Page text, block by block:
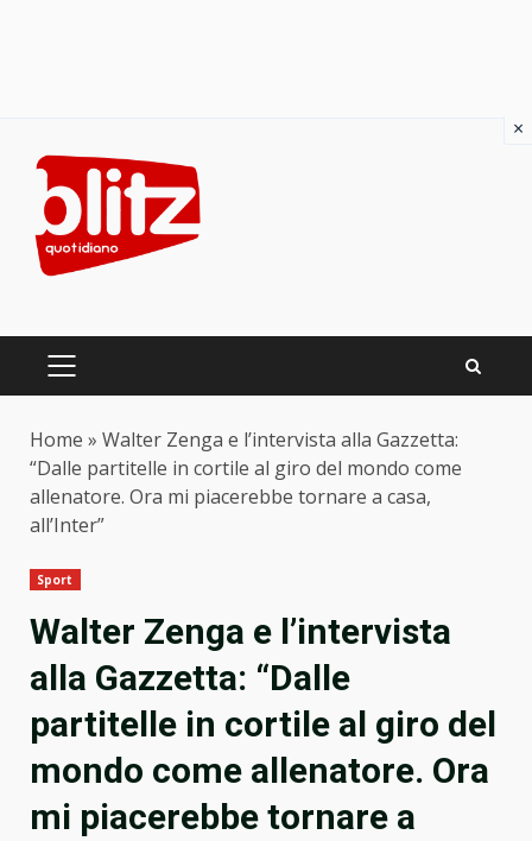
content
PRIMARY
Home » Walter Zenga e l’intervista alla Gazzetta:
“Dalle partitelle in cortile al giro del mondo come
allenatore. Ora mi piacerebbe tornare a casa,
all’Inter”
Sport
Walter Zenga e l’intervista
alla Gazzetta: “Dalle
partitelle in cortile al giro del
mondo come allenatore. Ora
mi piacerebbe tornare a
×